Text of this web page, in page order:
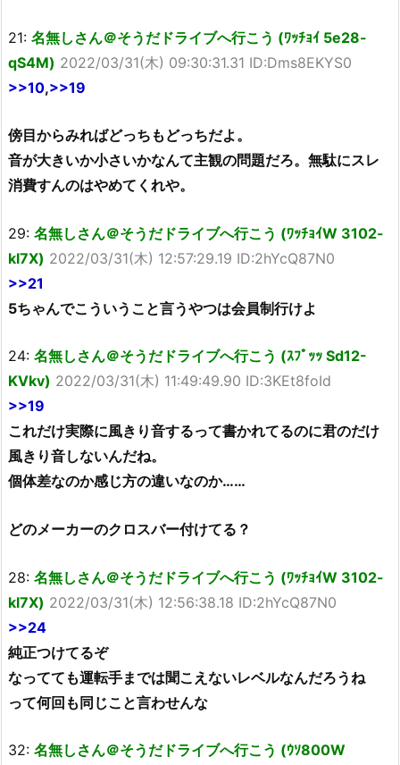
21: 名無しさん＠そうだドライブへ行こう (ﾜｯﾁｮｲ 5e28-
qS4M) 2022/03/31(木) 09:30:31.31 ID:Dms8EKYS0
>>10,>>19
傍目からみればどっちもどっちだよ。
音が大きいか小さいかなんて主観の問題だろ。無駄にスレ
消費すんのはやめてくれや。
29: 名無しさん＠そうだドライブへ行こう (ﾜｯﾁｮｲW 3102-
kl7X) 2022/03/31(木) 12:57:29.19 ID:2hYcQ87N0
>>21
5ちゃんでこういうこと言うやつは会員制行けよ
24: 名無しさん＠そうだドライブへ行こう (ｽﾌﾟｯｯ Sd12-
KVkv) 2022/03/31(木) 11:49:49.90 ID:3KEt8foId
>>19
これだけ実際に風きり音するって書かれてるのに君のだけ
風きり音しないんだね。
個体差なのか感じ方の違いなのか……
どのメーカーのクロスバー付けてる？
28: 名無しさん＠そうだドライブへ行こう (ﾜｯﾁｮｲW 3102-
kl7X) 2022/03/31(木) 12:56:38.18 ID:2hYcQ87N0
>>24
純正つけてるぞ
なってても運転手までは聞こえないレベルなんだろうね
って何回も同じこと言わせんな
32: 名無しさん＠そうだドライブへ行こう (ｳｿ800W